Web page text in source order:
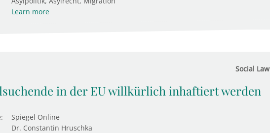
Learn more
Social Law
in der EU willkürlich inhaftiert werden
Spiegel Online
Dr. Constantin Hruschka